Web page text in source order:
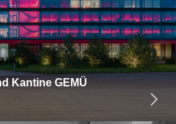
Kantine GEMÜ